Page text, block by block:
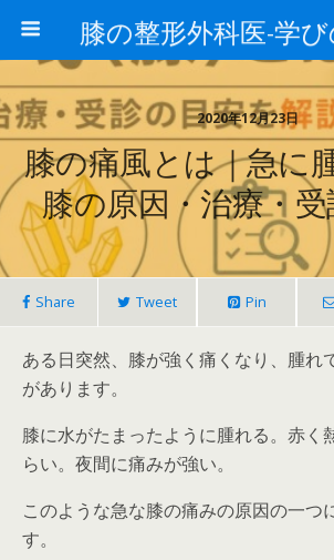
2020年12月23日
膝の痛風とは｜急に
膝の原因・治療・
Share Tweet Pin
ある日突然、膝が強く痛くなり、腫れ
があります。
膝に水がたまったように腫れる。赤く
らい。夜間に痛みが強い。
このような急な膝の痛みの原因の一つに
す。